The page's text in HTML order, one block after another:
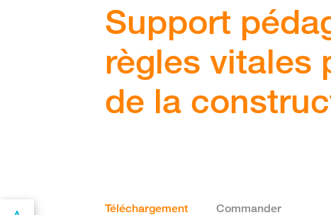
Support
règles vitales
de la
Téléchargement Commander